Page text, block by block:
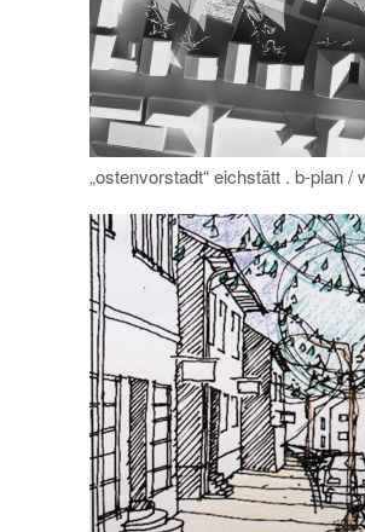
„ostenvorstadt“ eichstätt . b-plan /